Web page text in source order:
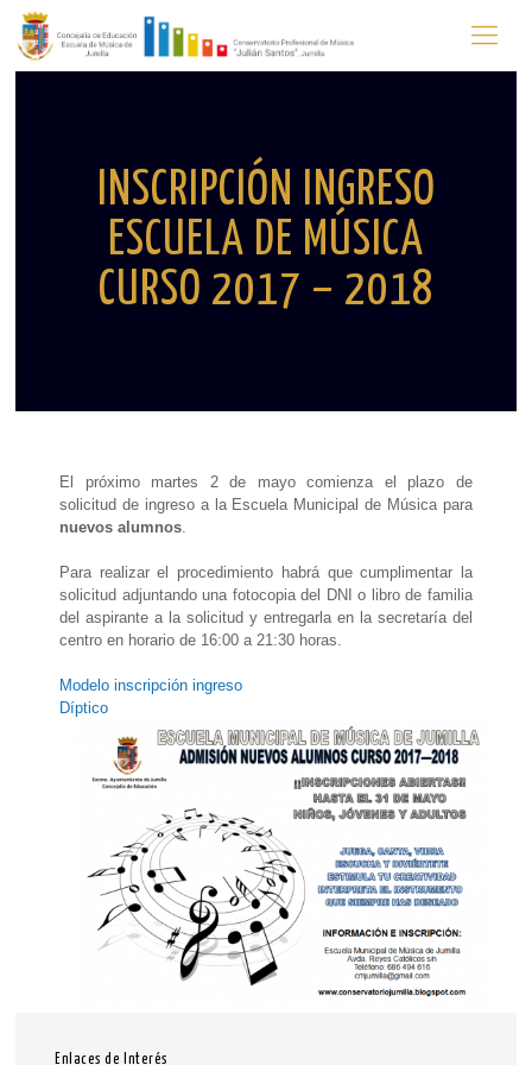
INSCRIPCIÓN INGRESO
ESCUELA DE MÚSICA
CURSO 2017 – 2018
El próximo martes 2 de mayo comienza el plazo de
solicitud de ingreso a la Escuela Municipal de Música para
nuevos alumnos.
Para realizar el procedimiento habrá que cumplimentar la
solicitud adjuntando una fotocopia del DNI o libro de familia
del aspirante a la solicitud y entregarla en la secretaría del
centro en horario de 16:00 a 21:30 horas.
Modelo inscripción ingreso
Díptico
Enlaces de Interés